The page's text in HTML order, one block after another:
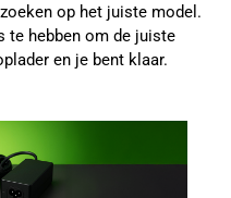
op het juiste model.
te hebben om de juiste
en je bent klaar.